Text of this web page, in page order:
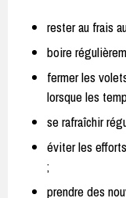
rester au frais
boire
fermer les
lorsque les
se rafraîchir
éviter les
;
prendre des